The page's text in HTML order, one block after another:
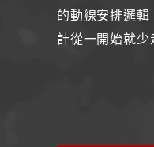
的動線安排邏
計從一開始就少